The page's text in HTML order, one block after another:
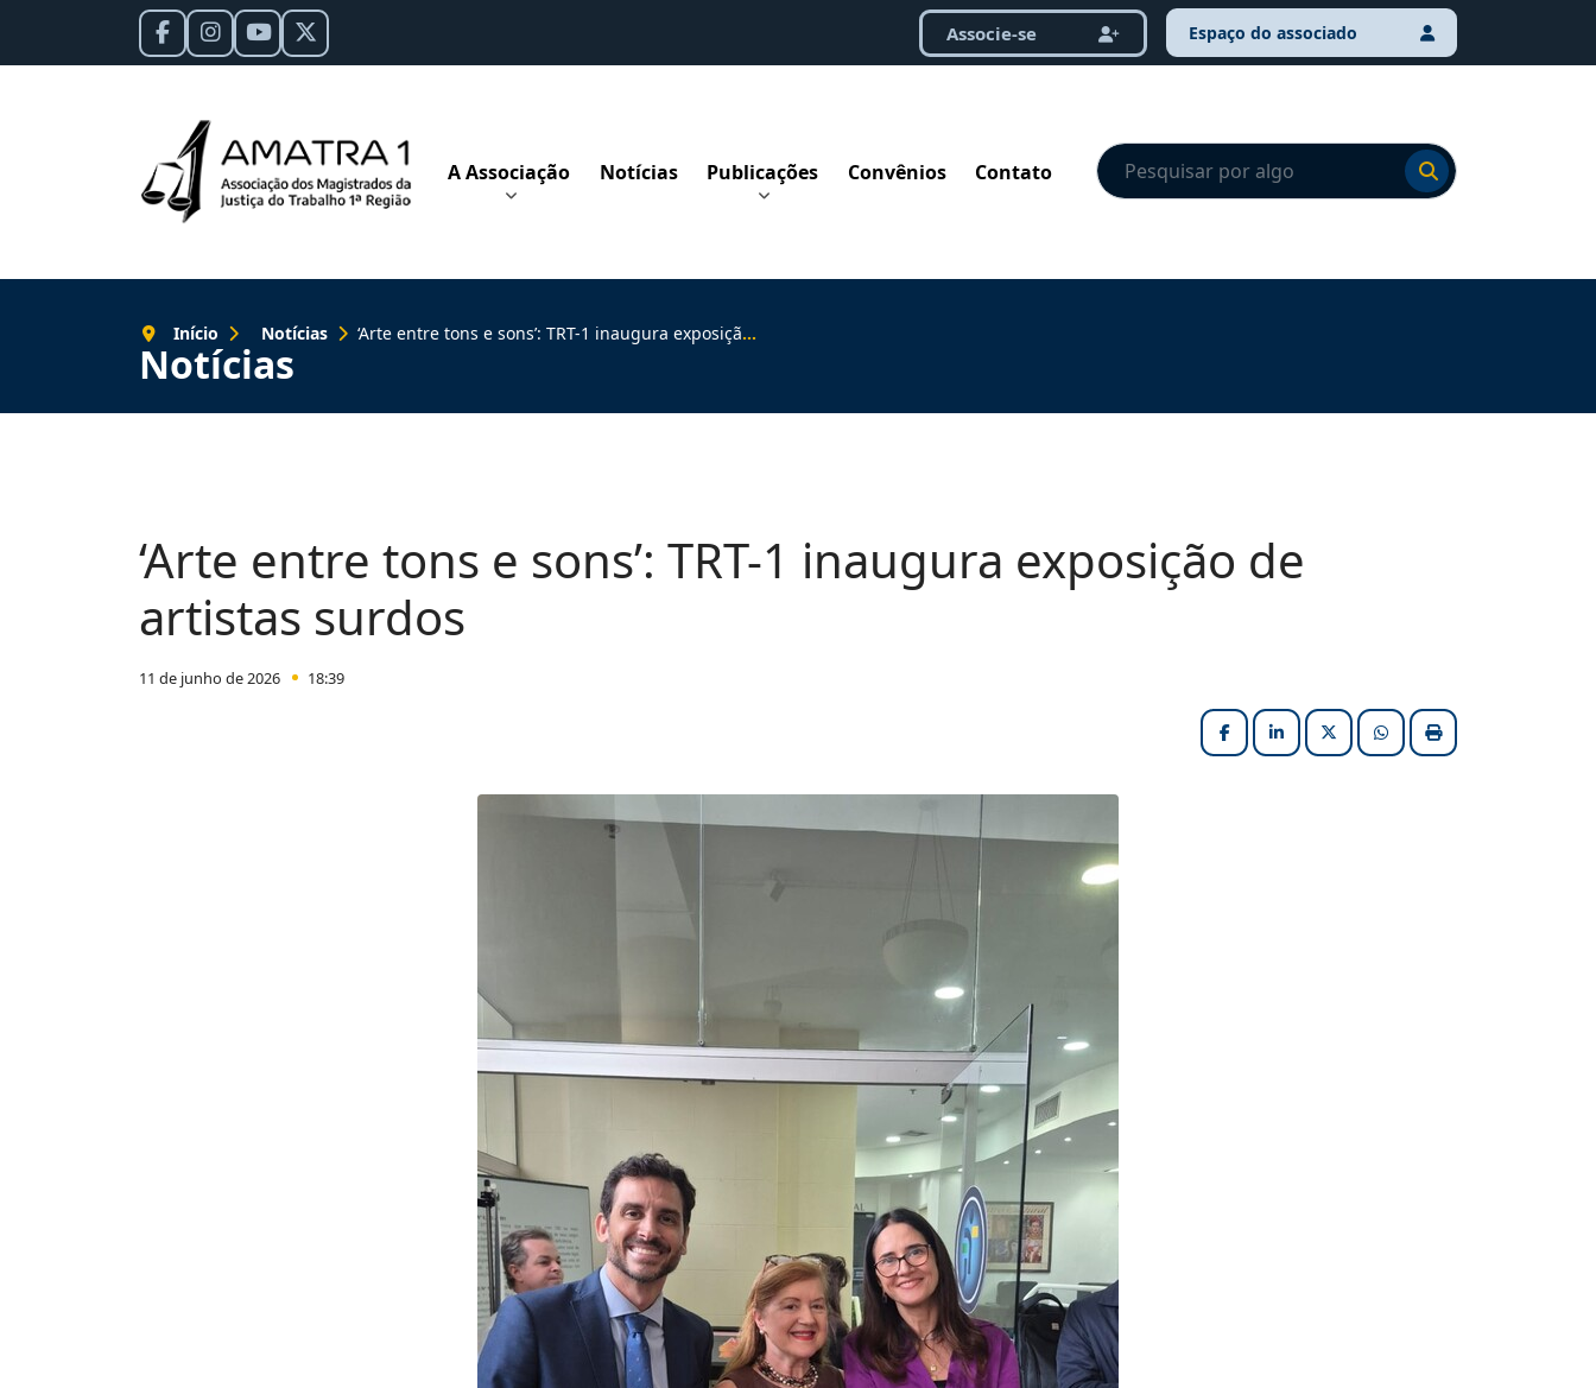
Espaço do associado
Associe-se
A Associação Notícias Publicações Convênios Contato
Ir para o resultado
Ir para o resultado
Notícias
Início Notícias ‘Arte entre tons e sons’: TRT-1 inaugura exposição de artistas surdos
‘Arte entre tons e sons’: TRT-1 inaugura exposição de
artistas surdos
11 de junho de 2026 18:39
FacebookLinkedInX (formerly Twitter)Imprimir matéria